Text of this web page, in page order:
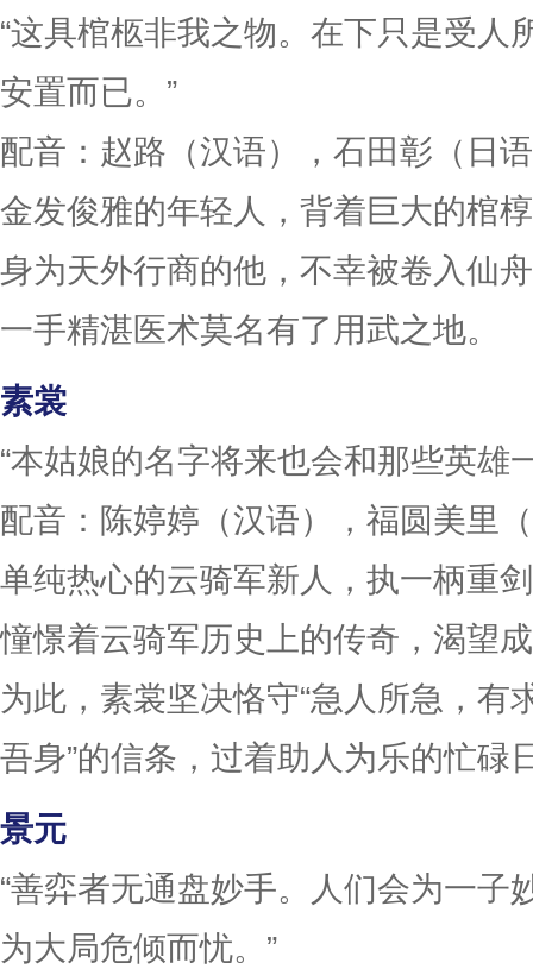
“这具棺柩非我之物。在下只是受人
安置而已。”
配音：赵路（汉语），石田彰（日
金发俊雅的年轻人，背着巨大的棺
身为天外行商的他，不幸被卷入仙
一手精湛医术莫名有了用武之地。
素裳
“本姑娘的名字将来也会和那些英雄
配音：陈婷婷（汉语），福圆美里
单纯热心的云骑军新人，执一柄重
憧憬着云骑军历史上的传奇，渴望
为此，素裳坚决恪守“急人所急，有
吾身”的信条，过着助人为乐的忙碌
景元
“善弈者无通盘妙手。人们会为一子
为大局危倾而忧。”